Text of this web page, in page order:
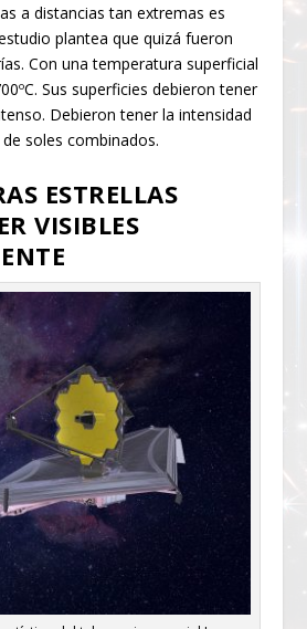
a distancias tan extremas es
plantea que quizá fueron
Con una temperatura superficial
Sus superficies debieron tener
Debieron tener la intensidad
soles combinados.
ESTRELLAS
VISIBLES